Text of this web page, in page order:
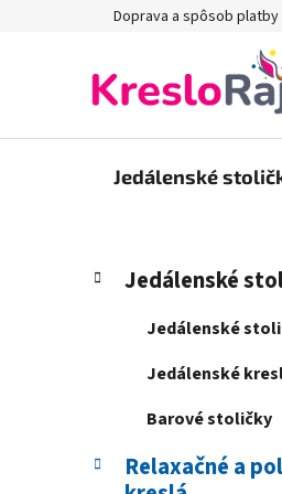
Doprava a spôsob platby
Jedálenské
B
n
Preskočiť
kategórie
K
a
e
Jedálenské
Jedálenské
Jedálenské
Barové stoličky
Relaxačné a